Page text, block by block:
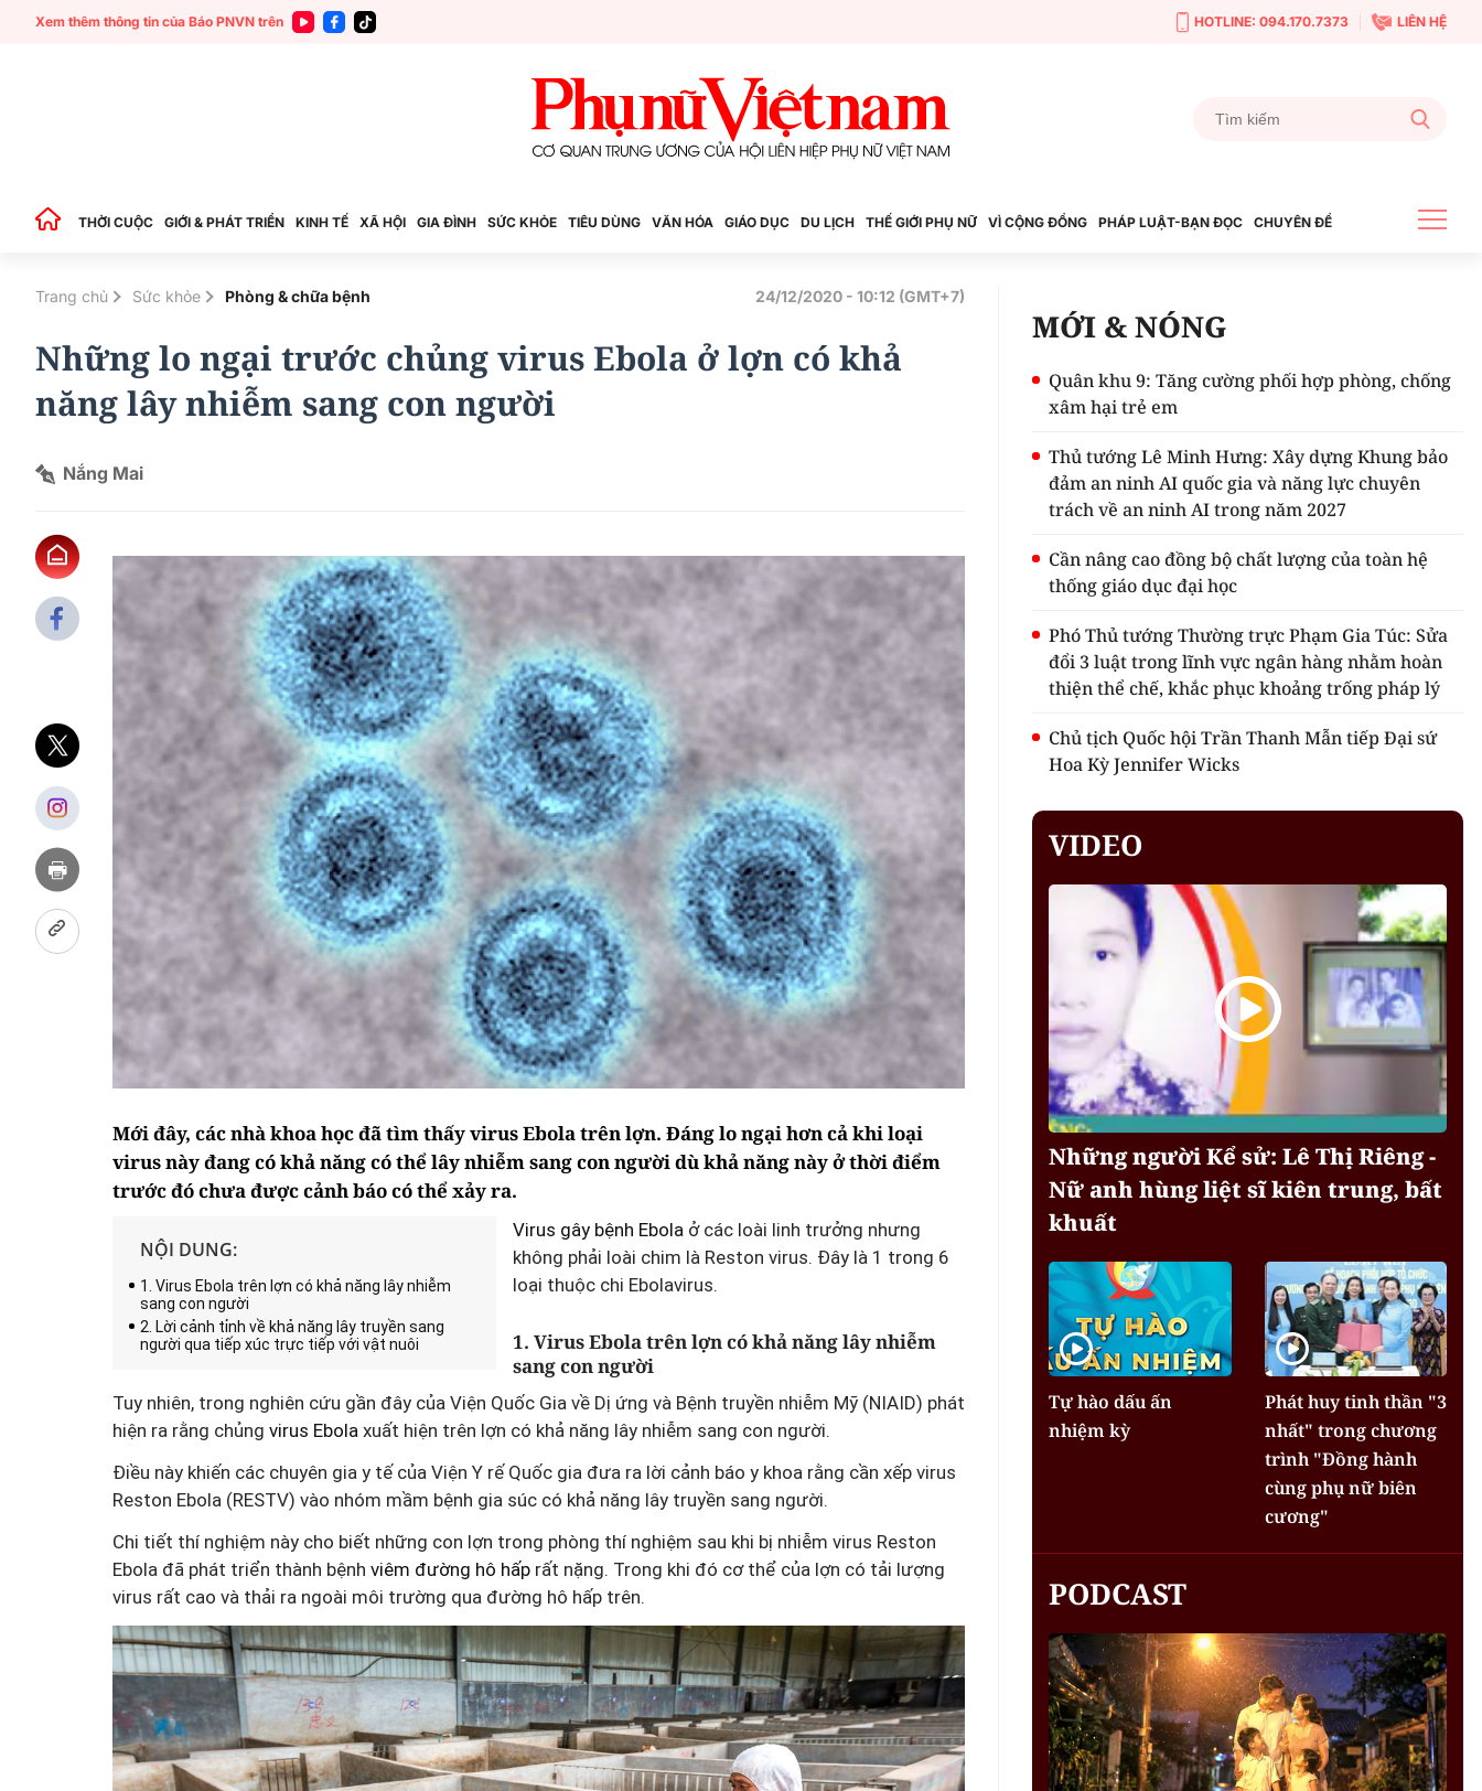
Xem thêm thông tin của Báo PNVN trên HOTLINE: 094.170.7373 LIÊN HỆ
THỜI CUỘC GIỚI & PHÁT TRIỂN KINH TẾ XÃ HỘI GIA ĐÌNH SỨC KHỎE TIÊU DÙNG VĂN HÓA GIÁO DỤC DU LỊCH THẾ GIỚI PHỤ NỮ VÌ CỘNG ĐỒNG PHÁP LUẬT-BẠN ĐỌC CHUYÊN ĐỀ
Trang chủ Sức khỏe Phòng & chữa bệnh 24/12/2020 - 10:12 (GMT+7)
Những lo ngại trước chủng virus Ebola ở lợn có khả
năng lây nhiễm sang con người
Nắng Mai
Mới đây, các nhà khoa học đã tìm thấy virus Ebola trên lợn. Đáng lo ngại hơn cả khi loại
virus này đang có khả năng có thể lây nhiễm sang con người dù khả năng này ở thời điểm
trước đó chưa được cảnh báo có thể xảy ra.
NỘI DUNG:
1. Virus Ebola trên lợn có khả năng lây nhiễm
sang con người
2. Lời cảnh tỉnh về khả năng lây truyền sang
người qua tiếp xúc trực tiếp với vật nuôi
Virus gây bệnh Ebolaở các loài linh trưởng nhưng
không phải loài chim là Reston virus. Đây là 1 trong 6
loại thuộc chi Ebolavirus.
1. Virus Ebola trên lợn có khả năng lây nhiễm
sang con người
Tuy nhiên, trong nghiên cứu gần đây của Viện Quốc Gia về Dị ứng và Bệnh truyền nhiễm Mỹ (NIAID) phát
hiện ra rằng chủng virus Ebola xuất hiện trên lợn có khả năng lây nhiễm sang con người.
Điều này khiến các chuyên gia y tế của Viện Y rế Quốc gia đưa ra lời cảnh báo y khoa rằng cần xếp virus
Reston Ebola (RESTV) vào nhóm mầm bệnh gia súc có khả năng lây truyền sang người.
Chi tiết thí nghiệm này cho biết những con lợn trong phòng thí nghiệm sau khi bị nhiễm virus Reston
Ebola đã phát triển thành bệnh viêm đường hô hấp rất nặng. Trong khi đó cơ thể của lợn có tải lượng
virus rất cao và thải ra ngoài môi trường qua đường hô hấp trên.
MỚI & NÓNG
Quân khu 9: Tăng cường phối hợp phòng, chống
xâm hại trẻ em
Thủ tướng Lê Minh Hưng: Xây dựng Khung bảo
đảm an ninh AI quốc gia và năng lực chuyên
trách về an ninh AI trong năm 2027
Cần nâng cao đồng bộ chất lượng của toàn hệ
thống giáo dục đại học
Phó Thủ tướng Thường trực Phạm Gia Túc: Sửa
đổi 3 luật trong lĩnh vực ngân hàng nhằm hoàn
thiện thể chế, khắc phục khoảng trống pháp lý
Chủ tịch Quốc hội Trần Thanh Mẫn tiếp Đại sứ
Hoa Kỳ Jennifer Wicks
VIDEO
Những người Kể sử: Lê Thị Riêng -
Nữ anh hùng liệt sĩ kiên trung, bất
khuất
Tự hào dấu ấn
nhiệm kỳ
Phát huy tinh thần "3
nhất" trong chương
trình "Đồng hành
cùng phụ nữ biên
cương"
PODCAST